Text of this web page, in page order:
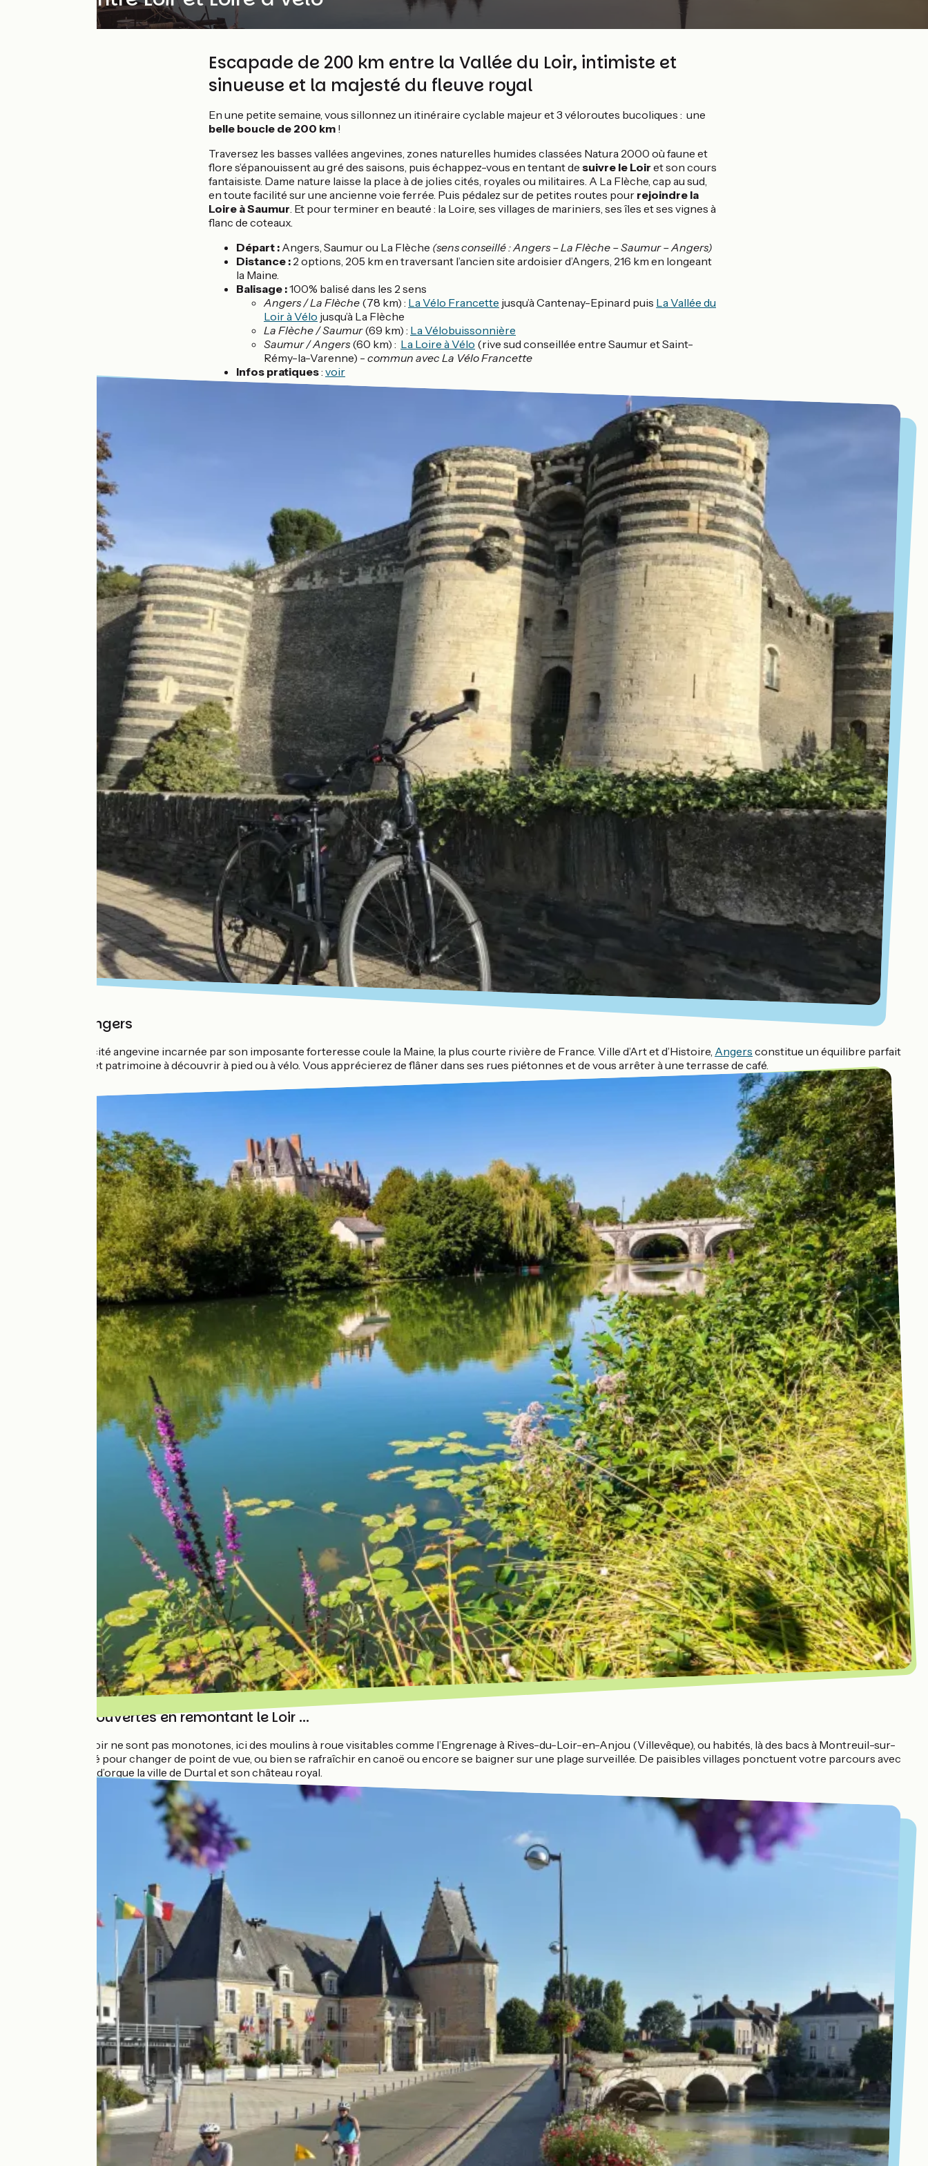
Escapade de 200 km entre la Vallée du Loir, intimiste et
sinueuse et la majesté du fleuve royal
En une petite semaine, vous sillonnez un itinéraire cyclable majeur et 3 véloroutes bucoliques : une
belle boucle de 200 km !
Traversez les basses vallées angevines, zones naturelles humides classées Natura 2000 où faune et
flore s’épanouissent au gré des saisons, puis échappez-vous en tentant de suivre le Loir et son cours
fantaisiste. Dame nature laisse la place à de jolies cités, royales ou militaires. A La Flèche, cap au sud,
en toute facilité sur une ancienne voie ferrée. Puis pédalez sur de petites routes pour rejoindre la
Loire à Saumur. Et pour terminer en beauté : la Loire, ses villages de mariniers, ses îles et ses vignes à
flanc de coteaux.
Départ : Angers, Saumur ou La Flèche (sens conseillé : Angers – La Flèche – Saumur – Angers)
Distance : 2 options, 205 km en traversant l’ancien site ardoisier d’Angers, 216 km en longeant
la Maine.
Balisage :100% balisé dans les 2 sens
Angers / La Flèche (78 km) : La Vélo Francette jusqu’à Cantenay-Epinard puis La Vallée du
Loir à Vélo jusqu’à La Flèche
La Flèche / Saumur(69 km) : La Vélobuissonnière
Saumur / Angers (60 km) : La Loire à Vélo (rive sud conseillée entre Saumur et Saint-
Rémy-la-Varenne) - commun avec La Vélo Francette
Infos pratiques: voir
Flâner à Angers
Au pied de la cité angevine incarnée par son imposante forteresse coule la Maine, la plus courte rivière de France. Ville d’Art et d’Histoire, Angers constitue un équilibre parfait
entre nature et patrimoine à découvrir à pied ou à vélo. Vous apprécierez de flâner dans ses rues piétonnes et de vous arrêter à une terrasse de café.
Jolies découvertes en remontant le Loir ...
Les rives du Loir ne sont pas monotones, ici des moulins à roue visitables comme l’Engrenage à Rives-du-Loir-en-Anjou (Villevêque), ou habités, là des bacs à Montreuil-sur-
Loir ou Baracé pour changer de point de vue, ou bien se rafraîchir en canoë ou encore se baigner sur une plage surveillée. De paisibles villages ponctuent votre parcours avec
comme point d’orgue la ville de Durtal et son château royal.